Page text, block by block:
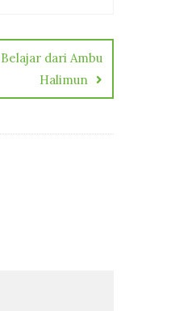
dari Ambu
Halimun